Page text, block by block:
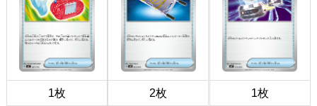
1枚 2枚 1枚